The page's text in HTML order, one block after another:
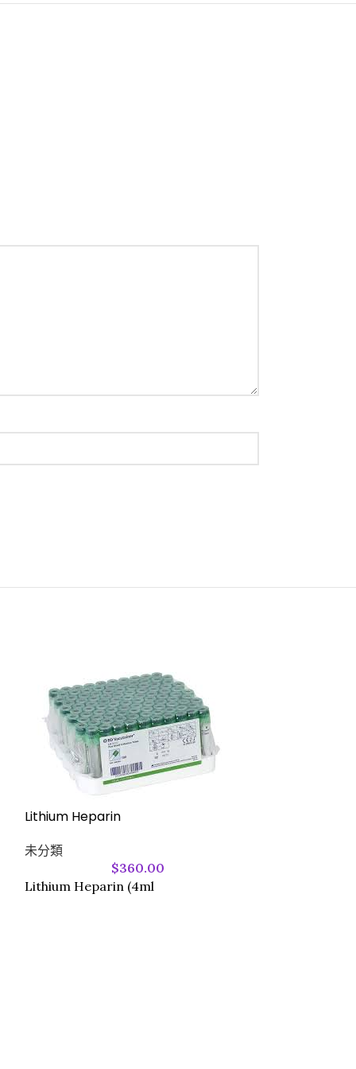
Lithium Heparin
未分類
$360.00
Lithium Heparin (4ml